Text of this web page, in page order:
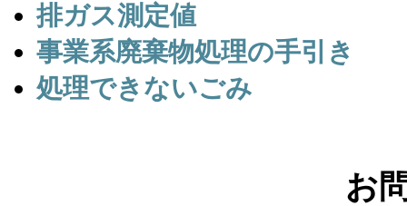
排ガス測定値
事業系廃棄物処理の手引き
処理できないごみ
お